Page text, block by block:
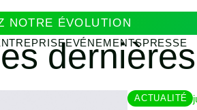
NOTRE ÉVOLUTION
EVÉNEMENTSPRESSE
ACTUALITÉ